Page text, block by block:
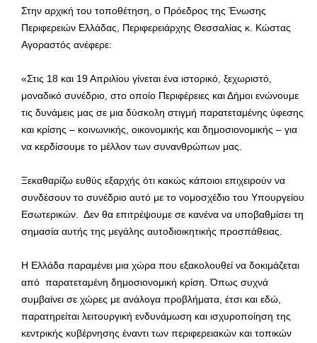
Στην αρχική του τοποθέτηση, ο Πρόεδρος της Ένωσης
Περιφερειών Ελλάδας, Περιφερειάρχης Θεσσαλίας κ. Κώστας
Αγοραστός ανέφερε:
«Στις 18 και 19 Απριλίου γίνεται ένα ιστορικό, ξεχωριστό,
μοναδικό συνέδριο, στο οποίο Περιφέρειες και Δήμοι ενώνουμε
τις δυνάμεις μας σε μια δύσκολη στιγμή παρατεταμένης ύφεσης
και κρίσης – κοινωνικής, οικονομικής και δημοσιονομικής – για
να κερδίσουμε το μέλλον των συνανθρώπων μας.
Ξεκαθαρίζω ευθύς εξαρχής ότι κακώς κάποιοι επιχειρούν να
συνδέσουν το συνέδριο αυτό με το νομοσχέδιο του Υπουργείου
Εσωτερικών. Δεν θα επιτρέψουμε σε κανένα να υποβαθμίσει τη
σημασία αυτής της μεγάλης αυτοδιοικητικής προσπάθειας.
Η Ελλάδα παραμένει μια χώρα που εξακολουθεί να δοκιμάζεται
από παρατεταμένη δημοσιονομική κρίση. Όπως συχνά
συμβαίνει σε χώρες με ανάλογα προβλήματα, έτσι και εδώ,
παρατηρείται λειτουργική ενδυνάμωση και ισχυροποίηση της
κεντρικής κυβέρνησης έναντι των περιφερειακών και τοπικών